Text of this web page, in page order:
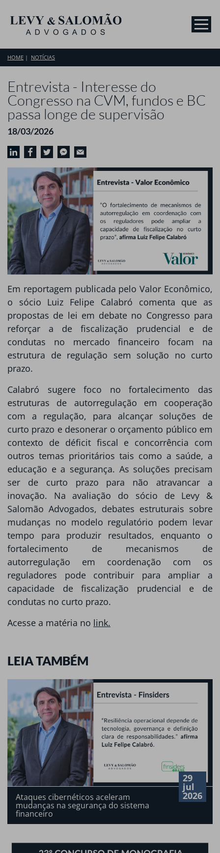
HOME NOTÍCIAS
Entrevista - Interesse do
Congresso na CVM, fundos e BC
passa longe de supervisão
18/03/2026
Em reportagem publicada pelo Valor Econômico,
o sócio Luiz Felipe Calabró comenta que as
propostas de lei em debate no Congresso para
reforçar a de fiscalização prudencial e de
condutas no mercado financeiro focam na
estrutura de regulação sem solução no curto
prazo.
Calabró sugere foco no fortalecimento das
estruturas de autorregulação em cooperação
com a regulação, para alcançar soluções de
curto prazo e desonerar o orçamento público em
contexto de déficit fiscal e concorrência com
outros temas prioritários tais como a saúde, a
educação e a segurança. As soluções precisam
ser de curto prazo para não atravancar a
inovação. Na avaliação do sócio de Levy &
Salomão Advogados, debates estruturais sobre
mudanças no modelo regulatório podem levar
tempo para produzir resultados, enquanto o
fortalecimento de mecanismos de
autorregulação em coordenação com os
reguladores pode contribuir para ampliar a
capacidade de fiscalização prudencial e de
condutas no curto prazo.
Acesse a matéria no link.
LEIA TAMBÉM
29
jul
2026
Ataques cibernéticos aceleram
mudanças na segurança do sistema
financeiro